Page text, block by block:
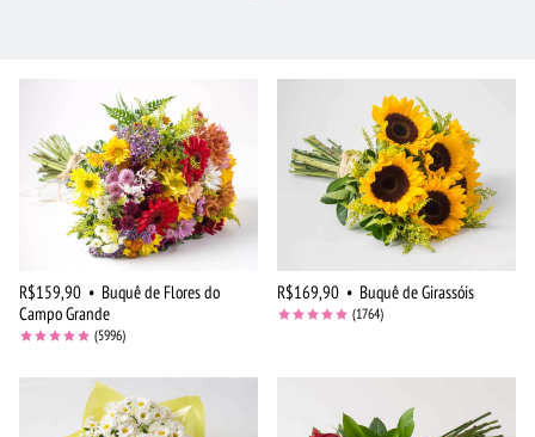
R$159,90 • Buquê de Flores do
Campo Grande
(5996)
R$169,90 • Buquê de Girassóis
(1764)